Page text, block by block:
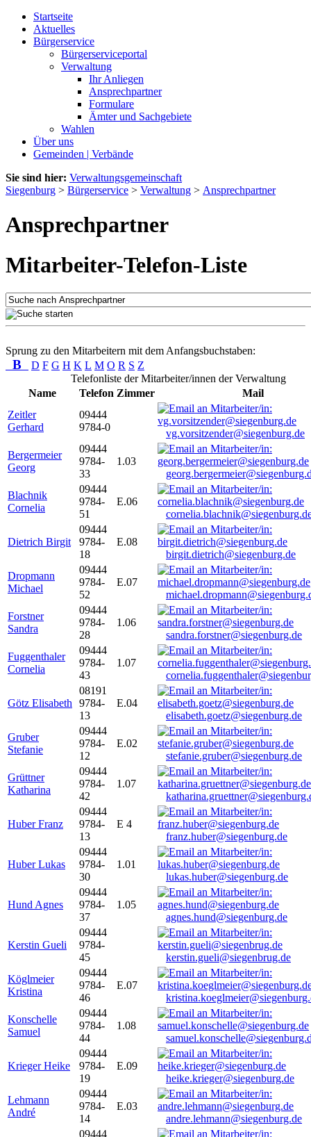
Startseite
Aktuelles
Bürgerservice
Bürgerserviceportal
Verwaltung
Ihr Anliegen
Ansprechpartner
Formulare
Ämter und Sachgebiete
Wahlen
Über uns
Gemeinden | Verbände
Sie sind hier: Verwaltungsgemeinschaft
Siegenburg > Bürgerservice > Verwaltung > Ansprechpartner
Ansprechpartner
Mitarbeiter-Telefon-Liste
Sprung zu den Mitarbeitern mit dem Anfangsbuchstaben:
B D F G H K L M O R S Z
Telefonliste der Mitarbeiter/innen der Verwaltung
Name
Telefon Zimmer
Mail
Zeitler
Gerhard
09444
9784-0
vg.vorsitzender@siegenburg.de
Bergermeier
Georg
09444
9784-
33
1.03
Blachnik
Cornelia
09444
9784-
51
E.06
Dietrich Birgit
09444
9784-
18
E.08
birgit.dietrich@siegenburg.de
Dropmann
Michael
09444
9784-
52
E.07
Forstner
Sandra
09444
9784-
28
1.06
sandra.forstner@siegenburg.de
Fuggenthaler
Cornelia
09444
9784-
43
1.07
Götz Elisabeth
08191
9784-
13
E.04
elisabeth.goetz@siegenburg.de
Gruber
Stefanie
09444
9784-
12
E.02
stefanie.gruber@siegenburg.de
Grüttner
Katharina
09444
9784-
42
1.07
Huber Franz
09444
9784-
13
E 4
franz.huber@siegenburg.de
Huber Lukas
09444
9784-
30
1.01
lukas.huber@siegenburg.de
Hund Agnes
09444
9784-
37
1.05
agnes.hund@siegenburg.de
Kerstin Gueli
09444
9784-
45
kerstin.gueli@siegenbrug.de
Köglmeier
Kristina
09444
9784-
46
E.07
Konschelle
Samuel
09444
9784-
44
1.08
Krieger Heike
09444
9784-
19
E.09
heike.krieger@siegenburg.de
Lehmann
André
09444
9784-
14
E.03
andre.lehmann@siegenburg.de
09444